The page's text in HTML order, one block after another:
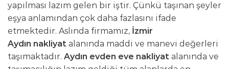
yapılması lazım gelen bir iştir. Çünkü taşınan şeyler
eşya anlamından çok daha fazlasını ifade
etmektedir. Aslında firmamız, İzmir
Aydın nakliyat alanında maddi ve manevi değerleri
taşımaktadır. Aydın evden eve nakliyat alanında ve